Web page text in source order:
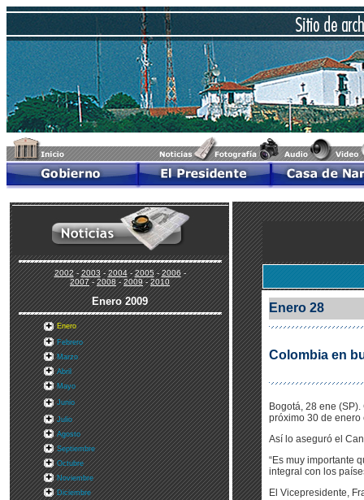
2002-2003-2004-2005-2006-
2007-2008-2009-2010
Enero2009
Enero
Febrero
Marzo
Abril
Mayo
Junio
Julio
Agosto
Septiembre
Octubre
Noviembre
Diciembre
Enero 28
Colombia en
Bogotá, 28 ene
próximo 30 de
Así lo aseguró el
“Es muy importante
integral con los
El Vicepresidente,